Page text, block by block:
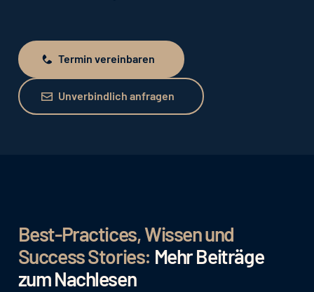
Termin vereinbaren
Termin vereinbaren
Unverbindlich anfragen
Unverbindlich anfragen
Best-Practices, Wissen und
Success Stories: Mehr Beiträge
zum Nachlesen